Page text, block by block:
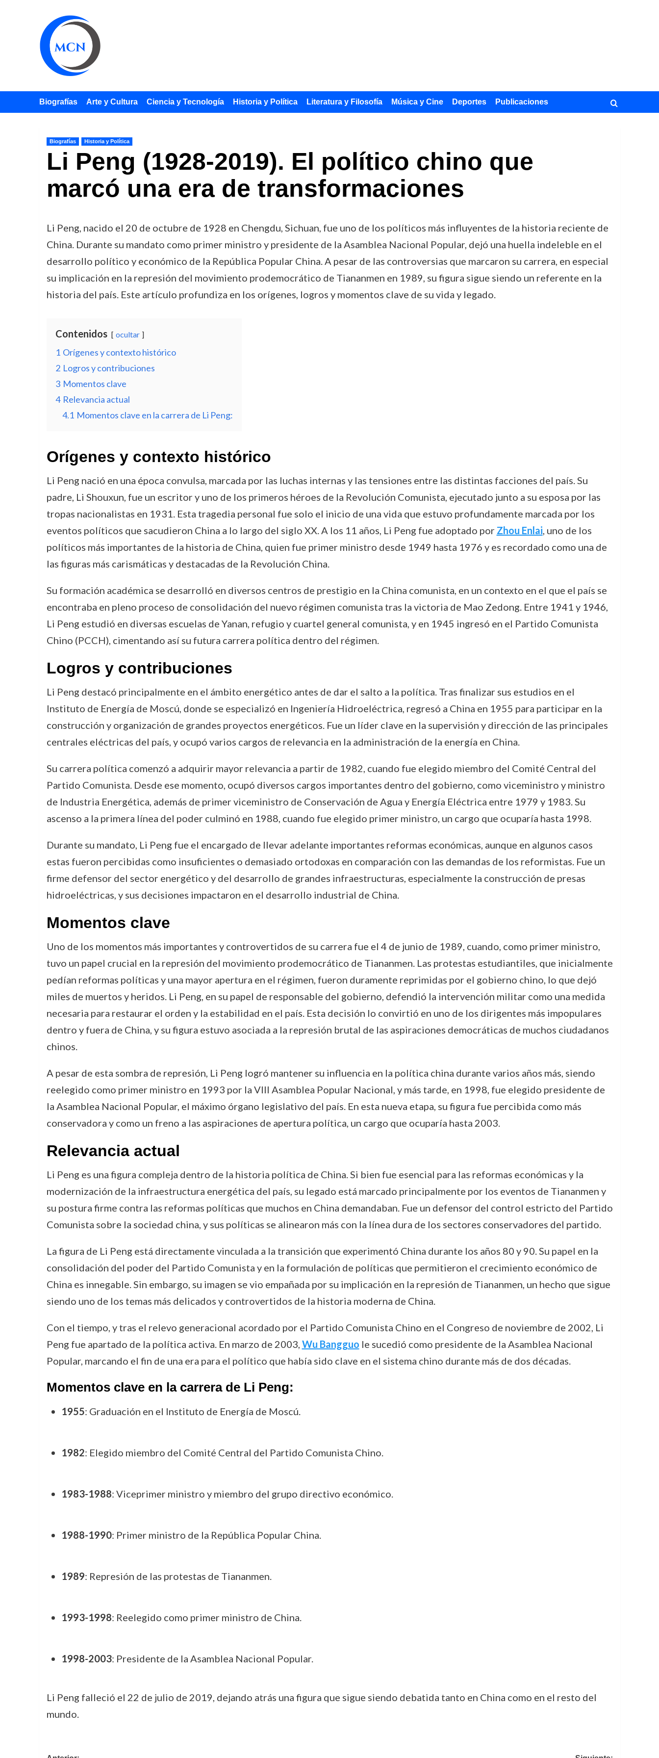
Biografías Arte y Cultura Ciencia y Tecnología Historia y Política Literatura y Filosofía Música y Cine Deportes Publicaciones
Biografías Historia y Política
Li Peng (1928-2019). El político chino que
marcó una era de transformaciones
Li Peng, nacido el 20 de octubre de 1928 en Chengdu, Sichuan, fue uno de los políticos más influyentes de la historia reciente de
China. Durante su mandato como primer ministro y presidente de la Asamblea Nacional Popular, dejó una huella indeleble en el
desarrollo político y económico de la República Popular China. A pesar de las controversias que marcaron su carrera, en especial
su implicación en la represión del movimiento prodemocrático de Tiananmen en 1989, su figura sigue siendo un referente en la
historia del país. Este artículo profundiza en los orígenes, logros y momentos clave de su vida y legado.
Contenidos ocultar
1 Orígenes y contexto histórico
2 Logros y contribuciones
3 Momentos clave
4 Relevancia actual
4.1 Momentos clave en la carrera de Li Peng:
Orígenes y contexto histórico
Li Peng nació en una época convulsa, marcada por las luchas internas y las tensiones entre las distintas facciones del país. Su
padre, Li Shouxun, fue un escritor y uno de los primeros héroes de la Revolución Comunista, ejecutado junto a su esposa por las
tropas nacionalistas en 1931. Esta tragedia personal fue solo el inicio de una vida que estuvo profundamente marcada por los
eventos políticos que sacudieron China a lo largo del siglo XX. A los 11 años, Li Peng fue adoptado por Zhou Enlai, uno de los
políticos más importantes de la historia de China, quien fue primer ministro desde 1949 hasta 1976 y es recordado como una de
las figuras más carismáticas y destacadas de la Revolución China.
Su formación académica se desarrolló en diversos centros de prestigio en la China comunista, en un contexto en el que el país se
encontraba en pleno proceso de consolidación del nuevo régimen comunista tras la victoria de Mao Zedong. Entre 1941 y 1946,
Li Peng estudió en diversas escuelas de Yanan, refugio y cuartel general comunista, y en 1945 ingresó en el Partido Comunista
Chino (PCCH), cimentando así su futura carrera política dentro del régimen.
Logros y contribuciones
Li Peng destacó principalmente en el ámbito energético antes de dar el salto a la política. Tras finalizar sus estudios en el
Instituto de Energía de Moscú, donde se especializó en Ingeniería Hidroeléctrica, regresó a China en 1955 para participar en la
construcción y organización de grandes proyectos energéticos. Fue un líder clave en la supervisión y dirección de las principales
centrales eléctricas del país, y ocupó varios cargos de relevancia en la administración de la energía en China.
Su carrera política comenzó a adquirir mayor relevancia a partir de 1982, cuando fue elegido miembro del Comité Central del
Partido Comunista. Desde ese momento, ocupó diversos cargos importantes dentro del gobierno, como viceministro y ministro
de Industria Energética, además de primer viceministro de Conservación de Agua y Energía Eléctrica entre 1979 y 1983. Su
ascenso a la primera línea del poder culminó en 1988, cuando fue elegido primer ministro, un cargo que ocuparía hasta 1998.
Durante su mandato, Li Peng fue el encargado de llevar adelante importantes reformas económicas, aunque en algunos casos
estas fueron percibidas como insuficientes o demasiado ortodoxas en comparación con las demandas de los reformistas. Fue un
firme defensor del sector energético y del desarrollo de grandes infraestructuras, especialmente la construcción de presas
hidroeléctricas, y sus decisiones impactaron en el desarrollo industrial de China.
Momentos clave
Uno de los momentos más importantes y controvertidos de su carrera fue el 4 de junio de 1989, cuando, como primer ministro,
tuvo un papel crucial en la represión del movimiento prodemocrático de Tiananmen. Las protestas estudiantiles, que inicialmente
pedían reformas políticas y una mayor apertura en el régimen, fueron duramente reprimidas por el gobierno chino, lo que dejó
miles de muertos y heridos. Li Peng, en su papel de responsable del gobierno, defendió la intervención militar como una medida
necesaria para restaurar el orden y la estabilidad en el país. Esta decisión lo convirtió en uno de los dirigentes más impopulares
dentro y fuera de China, y su figura estuvo asociada a la represión brutal de las aspiraciones democráticas de muchos ciudadanos
chinos.
A pesar de esta sombra de represión, Li Peng logró mantener su influencia en la política china durante varios años más, siendo
reelegido como primer ministro en 1993 por la VIII Asamblea Popular Nacional, y más tarde, en 1998, fue elegido presidente de
la Asamblea Nacional Popular, el máximo órgano legislativo del país. En esta nueva etapa, su figura fue percibida como más
conservadora y como un freno a las aspiraciones de apertura política, un cargo que ocuparía hasta 2003.
Relevancia actual
Li Peng es una figura compleja dentro de la historia política de China. Si bien fue esencial para las reformas económicas y la
modernización de la infraestructura energética del país, su legado está marcado principalmente por los eventos de Tiananmen y
su postura firme contra las reformas políticas que muchos en China demandaban. Fue un defensor del control estricto del Partido
Comunista sobre la sociedad china, y sus políticas se alinearon más con la línea dura de los sectores conservadores del partido.
La figura de Li Peng está directamente vinculada a la transición que experimentó China durante los años 80 y 90. Su papel en la
consolidación del poder del Partido Comunista y en la formulación de políticas que permitieron el crecimiento económico de
China es innegable. Sin embargo, su imagen se vio empañada por su implicación en la represión de Tiananmen, un hecho que sigue
siendo uno de los temas más delicados y controvertidos de la historia moderna de China.
Con el tiempo, y tras el relevo generacional acordado por el Partido Comunista Chino en el Congreso de noviembre de 2002, Li
Peng fue apartado de la política activa. En marzo de 2003, Wu Bangguo le sucedió como presidente de la Asamblea Nacional
Popular, marcando el fin de una era para el político que había sido clave en el sistema chino durante más de dos décadas.
Momentos clave en la carrera de Li Peng:
1955: Graduación en el Instituto de Energía de Moscú.
1982: Elegido miembro del Comité Central del Partido Comunista Chino.
1983-1988: Viceprimer ministro y miembro del grupo directivo económico.
1988-1990: Primer ministro de la República Popular China.
1989: Represión de las protestas de Tiananmen.
1993-1998: Reelegido como primer ministro de China.
1998-2003: Presidente de la Asamblea Nacional Popular.
Li Peng falleció el 22 de julio de 2019, dejando atrás una figura que sigue siendo debatida tanto en China como en el resto del
mundo.